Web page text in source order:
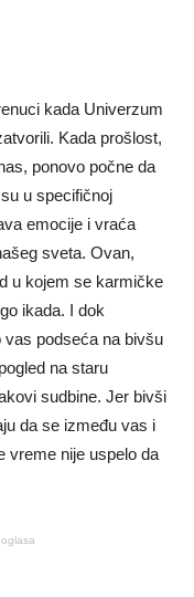
kada Univerzum
Kada prošlost,
ponovo počne da
u specifičnoj
emocije i vraća
sveta. Ovan,
u kojem se karmičke
ikada. I dok
vas podseća na bivšu
na staru
sudbine. Jer bivši
da se između vas i
vreme nije uspelo da